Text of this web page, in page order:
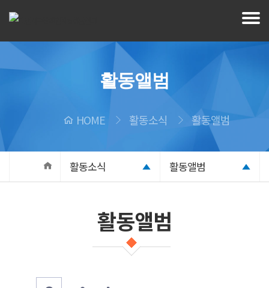
활동앨범
HOME 활동소식 활동앨범
활동소식 활동앨범
활동앨범